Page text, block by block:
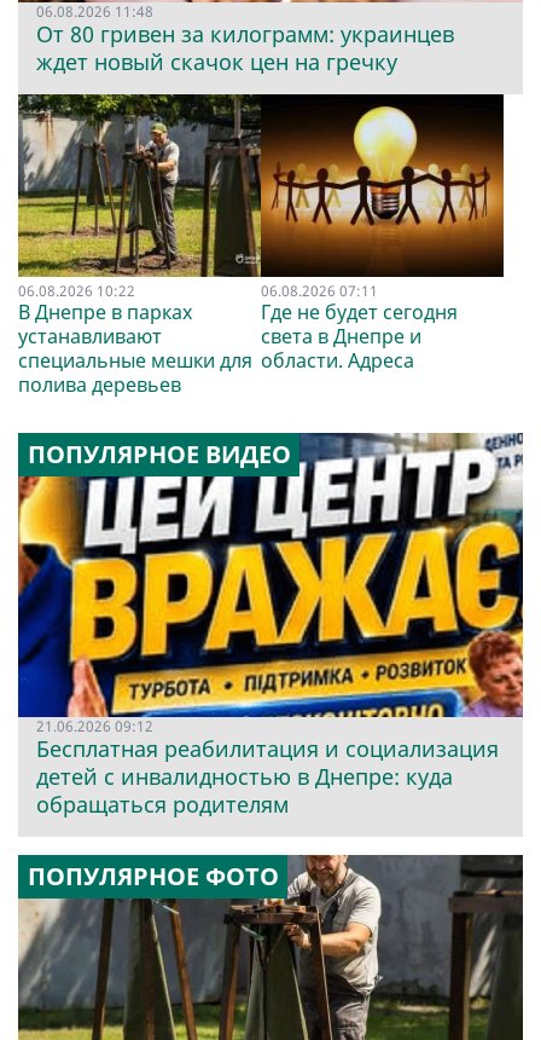
06.08.2026 11:48
От 80 гривен за килограмм: украинцев
ждет новый скачок цен на гречку
06.08.2026 10:22
В Днепре в парках
устанавливают
специальные мешки для
полива деревьев
06.08.2026 07:11
Где не будет сегодня
света в Днепре и
области. Адреса
ПОПУЛЯРНОЕ ВИДЕО
21.06.2026 09:12
Бесплатная реабилитация и социализация
детей с инвалидностью в Днепре: куда
обращаться родителям
ПОПУЛЯРНОЕ ФОТО